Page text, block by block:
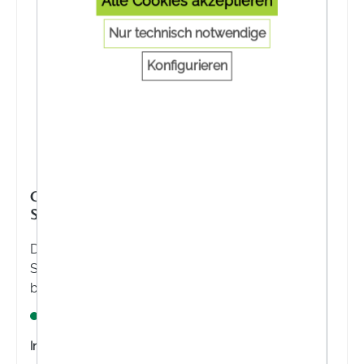
GEHWOL® HÜHNERAUGEN-PFLASTER MIT
SALICYLSÄURE
Das GEHWOL® Hühneraugen-Pflaster mit
Salicylsäure lindert rasch den Druckschmerz. Der
bewährte Wirkstoff weicht die Verhornung auf und
Inhalt:
Nur technisch notwendige
Konfigurieren